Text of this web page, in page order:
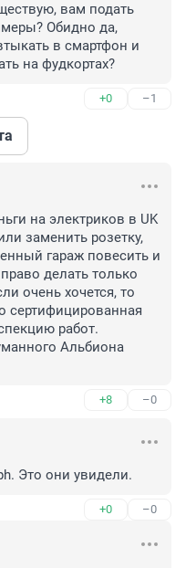
вам подать
Обидно да,
в смартфон и
на фудкортах?
+0 –1
на электриков в UK
заменить розетку,
гараж повесить и
делать только
очень хочется, то
сертифицированная
работ.
Альбиона
+8 –0
Это они увидели.
+0 –0